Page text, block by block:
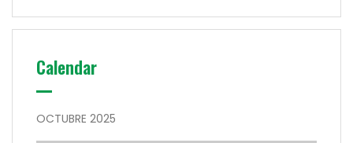
Calendar
OCTUBRE 2025